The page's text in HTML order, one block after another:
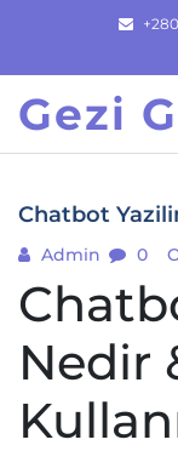
content
Gezi
Chatbot
Admin 0
Nedir